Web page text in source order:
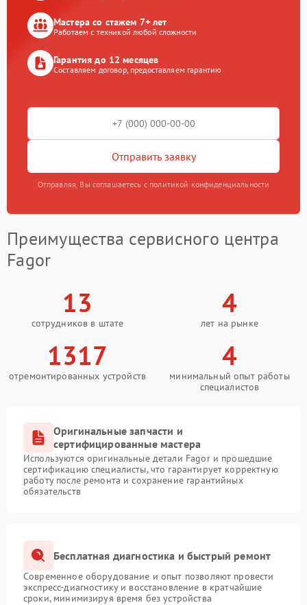
Мастера со стажем 7+ лет
Работаем с техникой любой сложности
Гарантия до 12 месяцев
Составляем договор, предоставляем гарантию
Отправить заявку
Отправляя, Вы соглашаетесь с политикой конфиденциальности
Преимущества сервисного центра
Fagor
13
сотрудников в штате
4
лет на рынке
1317
отремонтированных устройств
4
минимальный опыт работы
специалистов
Оригинальные запчасти и
сертифицированные мастера
Используются оригинальные детали Fagor и прошедшие
сертификацию специалисты, что гарантирует корректную
работу после ремонта и сохранение гарантийных
обязательств
Бесплатная диагностика и быстрый ремонт
Современное оборудование и опыт позволяют провести
экспресс-диагностику и восстановление в кратчайшие
сроки, минимизируя время без устройства